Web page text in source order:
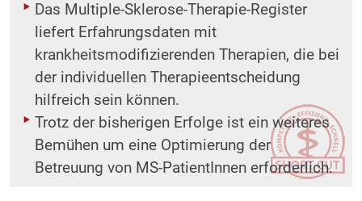
Das Multiple-Sklerose-Therapie-Register
liefert Erfahrungsdaten mit
krankheitsmodifizierenden Therapien, die bei
der individuellen Therapieentscheidung
hilfreich sein können.
Trotz der bisherigen Erfolge ist ein weiteres
Bemühen um eine Optimierung der
Betreuung von MS-PatientInnen erforderlich.